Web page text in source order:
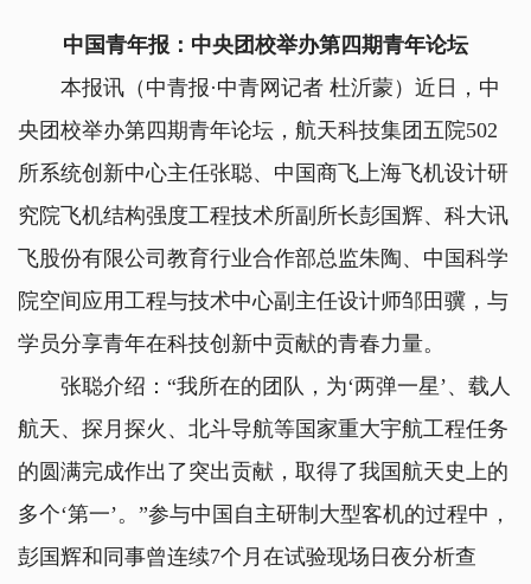
中国青年报：中央团校举办第四期青年论坛
本报讯（中青报·中青网记者 杜沂蒙）近日，中
央团校举办第四期青年论坛，航天科技集团五院502
所系统创新中心主任张聪、中国商飞上海飞机设计研
究院飞机结构强度工程技术所副所长彭国辉、科大讯
飞股份有限公司教育行业合作部总监朱陶、中国科学
院空间应用工程与技术中心副主任设计师邹田骥，与
学员分享青年在科技创新中贡献的青春力量。
张聪介绍：“我所在的团队，为‘两弹一星’、载人
航天、探月探火、北斗导航等国家重大宇航工程任务
的圆满完成作出了突出贡献，取得了我国航天史上的
多个‘第一’。”参与中国自主研制大型客机的过程中，
彭国辉和同事曾连续7个月在试验现场日夜分析查